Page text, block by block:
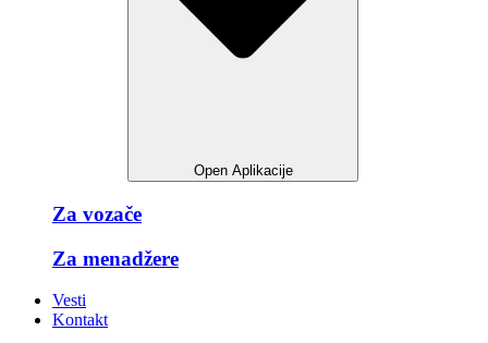
Open Aplikacije
Za vozače
Za menadžere
Vesti
Kontakt